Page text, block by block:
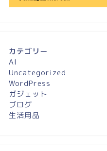
カテゴリー
AI
Uncategorized
WordPress
ガジェット
ブログ
生活用品